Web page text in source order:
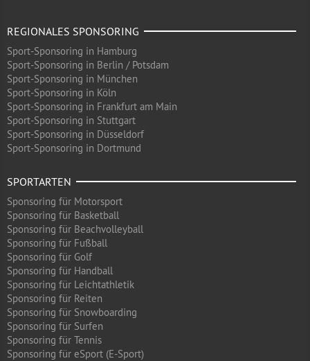
REGIONALES SPONSORING
Sport-Sponsoring in Hamburg
Sport-Sponsoring in Berlin / Potsdam
Sport-Sponsoring in München
Sport-Sponsoring in Köln
Sport-Sponsoring in Frankfurt am Main
Sport-Sponsoring in Stuttgart
Sport-Sponsoring in Düsseldorf
Sport-Sponsoring in Dortmund
SPORTARTEN
Sponsoring für Motorsport
Sponsoring für Basketball
Sponsoring für Beachvolleyball
Sponsoring für Fußball
Sponsoring für Golf
Sponsoring für Handball
Sponsoring für Leichtathletik
Sponsoring für Reiten
Sponsoring für Snowboarding
Sponsoring für Surfen
Sponsoring für Tennis
Sponsoring für eSport (E-Sport)